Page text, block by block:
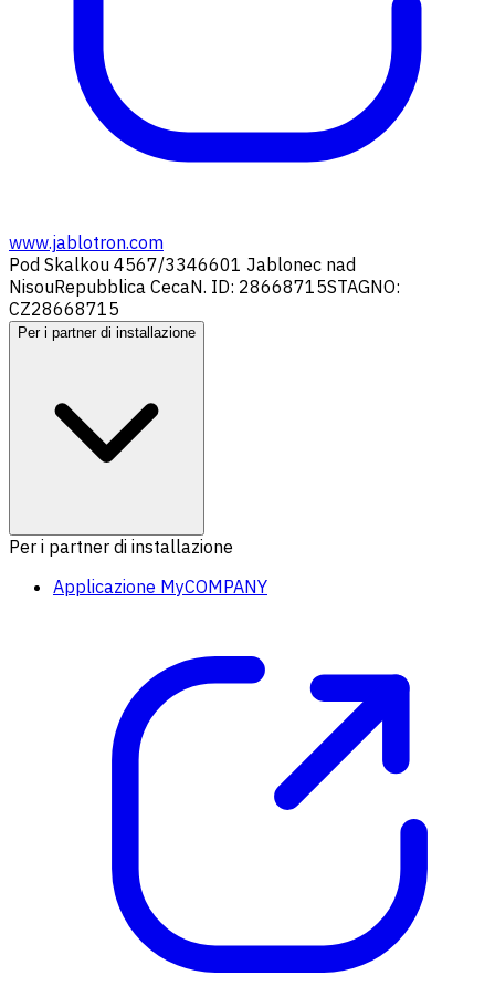
www.jablotron.com
Pod Skalkou 4567/3346601 Jablonec nad
NisouRepubblica CecaN. ID: 28668715STAGNO:
CZ28668715
Per i partner di installazione
Per i partner di installazione
Applicazione MyCOMPANY